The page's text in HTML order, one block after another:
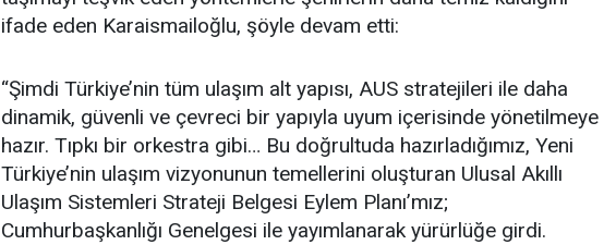
ifade eden Karaismailoğlu, şöyle devam etti:
“Şimdi Türkiye’nin tüm ulaşım alt yapısı, AUS stratejileri ile daha
dinamik, güvenli ve çevreci bir yapıyla uyum içerisinde yönetilmeye
hazır. Tıpkı bir orkestra gibi… Bu doğrultuda hazırladığımız, Yeni
Türkiye’nin ulaşım vizyonunun temellerini oluşturan Ulusal Akıllı
Ulaşım Sistemleri Strateji Belgesi Eylem Planı’mız;
Cumhurbaşkanlığı Genelgesi ile yayımlanarak yürürlüğe girdi.